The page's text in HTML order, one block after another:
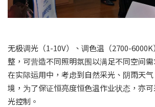
无极调光（1-10V）、调色温（2700-
整，可营造不同照明氛围以满足不同空间需
在实际运用中，考虑到自然采光、阴雨天
境，为了保证恒亮度恒色温作业状态，亦
光控制。